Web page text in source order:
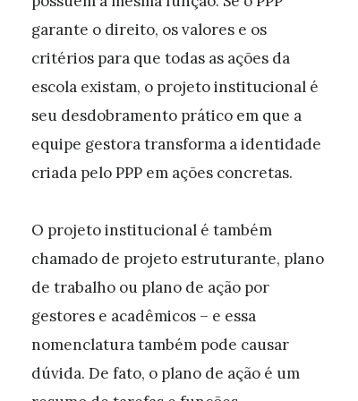
garante o direito, os valores e os
critérios para que todas as ações da
escola existam, o projeto institucional é
seu desdobramento prático em que a
equipe gestora transforma a identidade
criada pelo PPP em ações concretas.
O projeto institucional é também
chamado de projeto estruturante, plano
de trabalho ou plano de ação por
gestores e acadêmicos – e essa
nomenclatura também pode causar
dúvida. De fato, o plano de ação é um